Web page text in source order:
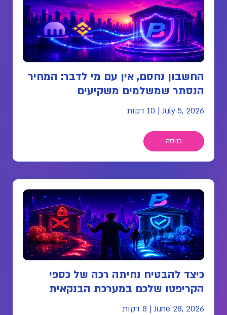
החשבון נחסם, אין עם מי לדבר: המחיר
הנסתר שמשלמים משקיעים
July 5, 2026
| 10 דקות
כניסה
כיצד להבטיח נחיתה רכה של כספי
הקריפטו שלכם במערכת הבנקאית
June 28, 2026
| 8 דקות